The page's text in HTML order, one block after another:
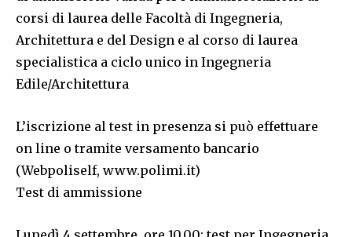
corsi di laurea delle Facoltà di Ingegneria,
Architettura e del Design e al corso di laurea
specialistica a ciclo unico in Ingegneria
Edile/Architettura
L’iscrizione al test in presenza si può effettuare
on line o tramite versamento bancario
(Webpoliself, www.polimi.it)
Test di ammissione